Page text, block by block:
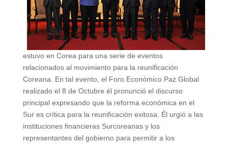
estuvo en Corea para una serie de eventos
relacionados al movimiento para la reunificación
Coreana. En tal evento, el Foro Económico Paz Global
realizado el 8 de Octubre él pronunció el discurso
principal expresando que la reforma económica en el
Sur es crítica para la reunificación exitosa. Él urgió a las
instituciones financieras Surcoreanas y los
representantes del gobierno para permitir a los